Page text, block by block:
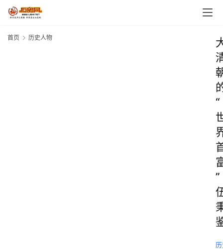
首页 历史人物
“
”